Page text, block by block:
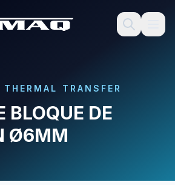
THERMAL TRANSFER
BLOQUE DE
Ø6MM